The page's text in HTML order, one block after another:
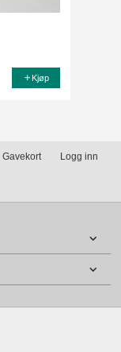
Kjøp
Gavekort Logg inn